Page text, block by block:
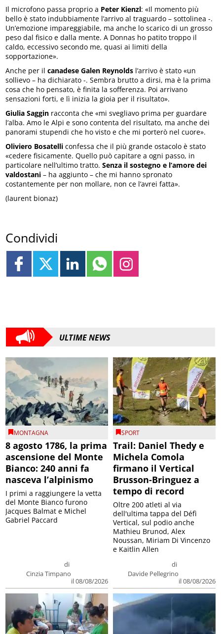
Il microfono passa proprio a Peter Kienzl: «Il momento più
bello è stato indubbiamente l’arrivo al traguardo – sottolinea -.
Un’emozione impareggiabile, ma anche lo scarico di un grosso
peso dal fisico e dalla mente. A Donnas ho patito troppo il
caldo, eccessivo secondo me, quasi ai limiti della
sopportazione».
Anche per ilcanadese Galen Reynolds l’arrivo è stato «un
sollievo – ha dichiarato -. Sembra brutto a dirsi, ma è la prima
cosa che ho pensato, è finita la sofferenza. Poi arrivano
sensazioni forti, e lì inizia la gioia per il risultato».
Giulia Saggin racconta che «mi svegliavo prima per guardare
l’alba. Amo le Alpi e sono contenta del risultato, ma anche dei
panorami stupendi che ho visto e che mi porterò nel cuore».
Oliviero Bosatelli confessa che il più grande ostacolo è stato
«cedere fisicamente. Quello può capitare a ogni passo, in
particolare nell’ultimo tratto.Senza il sostegno e l’amore dei
valdostani – ha aggiunto – che mi hanno spronato
costantemente per non mollare, non ce l’avrei fatta».
(laurent bionaz)
Condividi
ULTIME NEWS
MONTAGNA
8 agosto 1786, la prima
ascensione del Monte
Bianco: 240 anni fa
nasceva l’alpinismo
di
Cinzia Timpano
il 08/08/2026
I primi a raggiungere la vetta
del Monte Bianco furono
Jacques Balmat e Michel
Gabriel Paccard
SPORT
Trail: Daniel Thedy e
Michela Comola
firmano il Vertical
Brusson-Bringuez a
tempo di record
di
Davide Pellegrino
il 08/08/2026
Oltre 200 atleti al via
dell'ultima tappa del Défì
Vertical, sul podio anche
Mathieu Brunod, Alex
Noussan, Miriam Di Vincenzo
e Kaitlin Allen